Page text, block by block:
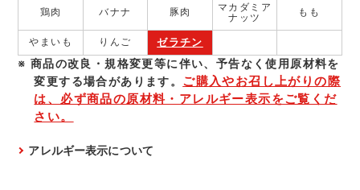
鶏肉 バナナ 豚肉
マカダミア
ナッツ
もも
やまいも りんご ゼラチン
商品の改良・規格変更等に伴い、予告なく使⽤原材料を
変更する場合があります。 ご購入やお召し上がりの際
は、必ず商品の原材料・アレルギー表示をご覧くだ
さい。
アレルギー表示について